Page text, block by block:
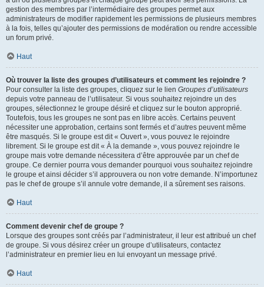
gestion des membres par l’intermédiaire des groupes permet aux
administrateurs de modifier rapidement les permissions de plusieurs membres
à la fois, telles qu’ajouter des permissions de modération ou rendre accessible
un forum privé.
Haut
Où trouver la liste des groupes d’utilisateurs et comment les rejoindre ?
Pour consulter la liste des groupes, cliquez sur le lien Groupes d’utilisateurs
depuis votre panneau de l’utilisateur. Si vous souhaitez rejoindre un des
groupes, sélectionnez le groupe désiré et cliquez sur le bouton approprié.
Toutefois, tous les groupes ne sont pas en libre accès. Certains peuvent
nécessiter une approbation, certains sont fermés et d’autres peuvent même
être masqués. Si le groupe est dit « Ouvert », vous pouvez le rejoindre
librement. Si le groupe est dit « À la demande », vous pouvez rejoindre le
groupe mais votre demande nécessitera d’être approuvée par un chef de
groupe. Ce dernier pourra vous demander pourquoi vous souhaitez rejoindre
le groupe et ainsi décider s’il approuvera ou non votre demande. N’importunez
pas le chef de groupe s’il annule votre demande, il a sûrement ses raisons.
Haut
Comment devenir chef de groupe ?
Lorsque des groupes sont créés par l’administrateur, il leur est attribué un chef
de groupe. Si vous désirez créer un groupe d’utilisateurs, contactez
l’administrateur en premier lieu en lui envoyant un message privé.
Haut